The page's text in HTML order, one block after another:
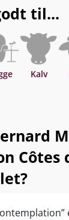
til...
Kalv
Côtes